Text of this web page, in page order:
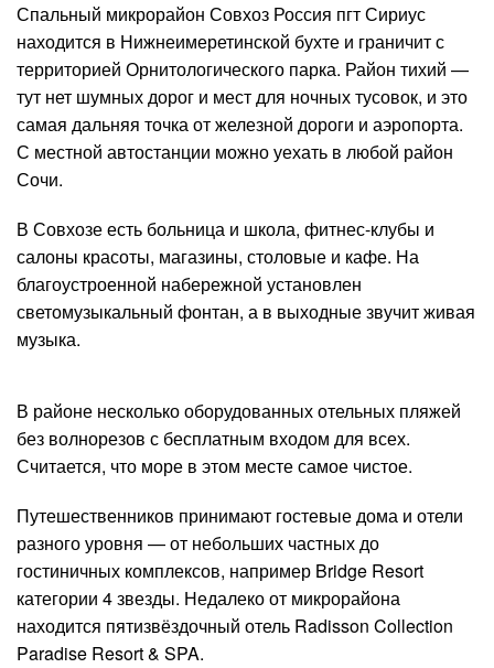
Спальный микрорайон Совхоз Россия пгт Сириус
находится в Нижнеимеретинской бухте и граничит с
территорией Орнитологического парка. Район тихий —
тут нет шумных дорог и мест для ночных тусовок, и это
самая дальняя точка от железной дороги и аэропорта.
С местной автостанции можно уехать в любой район
Сочи.
В Совхозе есть больница и школа, фитнес-клубы и
салоны красоты, магазины, столовые и кафе. На
благоустроенной набережной установлен
светомузыкальный фонтан, а в выходные звучит живая
музыка.
В районе несколько оборудованных отельных пляжей
без волнорезов с бесплатным входом для всех.
Считается, что море в этом месте самое чистое.
Путешественников принимают гостевые дома и отели
разного уровня — от небольших частных до
гостиничных комплексов, например Bridge Resort
категории 4 звезды. Недалеко от микрорайона
находится пятизвёздочный отель Radisson Collection
Paradise Resort & SPA.